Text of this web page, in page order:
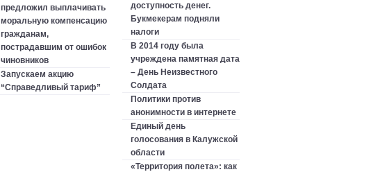
предложил выплачивать
моральную компенсацию
гражданам,
пострадавшим от ошибок
чиновников
Запускаем акцию
“Справедливый тариф”
доступность денег.
Букмекерам подняли
налоги
В 2014 году была
учреждена памятная дата
– День Неизвестного
Солдата
Политики против
анонимности в интернете
Единый день
голосования в Калужской
области
«Территория полета»: как